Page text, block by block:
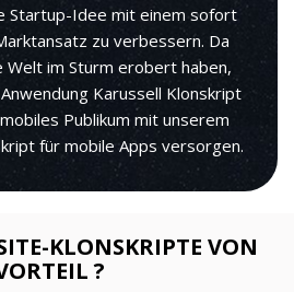
Startup-Idee mit einem sofort
zu verbessern. Da
Welt im Sturm erobert haben,
Karussell Klonskript
Publikum mit unserem
für mobile Apps versorgen.
KLONSKRIPTE VON
?